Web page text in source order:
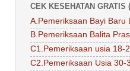
CEK KESEHATAN GRATIS
A.Pemeriksaan Bayi Baru
B.Pemeriksaan Balita
C1.Pemeriksaan usia 18-
C2.Pemeriksaan Usia 30-